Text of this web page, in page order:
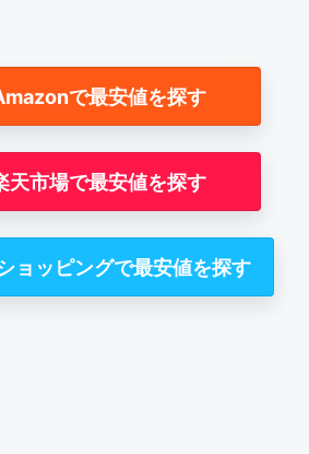
で最安値を探す
天市場で最安値を探す
ョッピングで最安値を探す